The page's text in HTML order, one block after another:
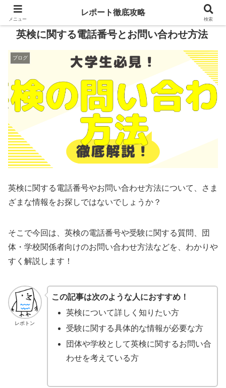
英検に関する電話番号とお問い合わせ方法
ブログ
英検に関する電話番号やお問い合わせ方法について、さま
ざまな情報をお探しではないでしょうか？
そこで今回は、英検の電話番号や受験に関する質問、団
体・学校関係者向けのお問い合わせ方法などを、わかりや
すく解説します！
レポトン
この記事は次のような人におすすめ！
英検について詳しく知りたい方
受験に関する具体的な情報が必要な方
団体や学校として英検に関するお問い合
わせを考えている方
メニュー
レポート徹底攻略
検索